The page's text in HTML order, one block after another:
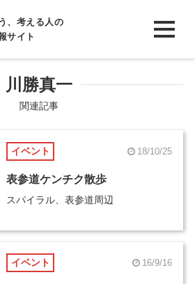
、考える人の
サイト
川勝真一
関連記事
イベント 18/10/25
表参道ケンチク散歩
スパイラル、表参道周辺
イベント 16/9/16